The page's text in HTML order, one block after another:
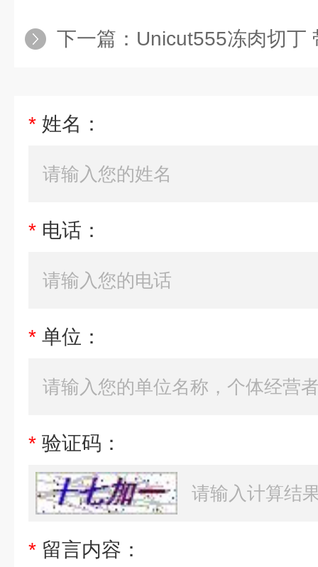
下一篇： Unicut555冻肉切丁
* 姓名：
* 电话：
* 单位：
* 验证码：
* 留言内容：